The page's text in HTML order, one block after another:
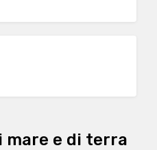
mare e di terra